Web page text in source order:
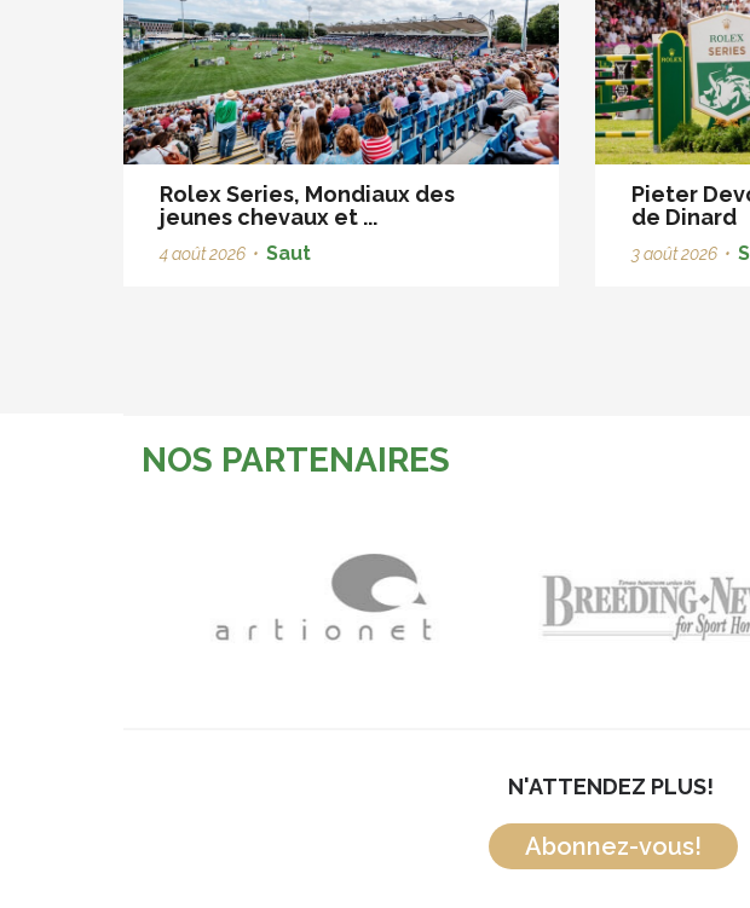
Rolex Series, Mondiaux des
jeunes chevaux et ...
4 août 2026 • Saut
Pieter
de Dinard
3 août 2026 •
NOS PARTENAIRES
N'ATTENDEZ PLUS!
Abonnez-vous!